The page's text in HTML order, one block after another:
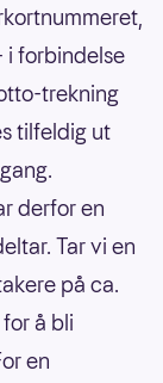
i forbindelse
trekning
tilfeldig ut
derfor en
Tar vi en
på ca.
å bli
en